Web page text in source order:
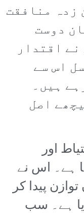
زدہ منافقت
دوست
نے اقتدار
اس سے
ہیں۔
اصل
اور
ہے۔ اس نے
پیدا کر
ہے۔ سب